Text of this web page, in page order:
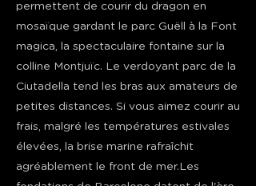
permettent de courir du dragon en
mosaïque gardant le parc Guëll à la Font
magica, la spectaculaire fontaine sur la
colline Montjuïc. Le verdoyant parc de la
Ciutadella tend les bras aux amateurs de
petites distances. Si vous aimez courir au
frais, malgré les températures estivales
élevées, la brise marine rafraîchit
agréablement le front de mer.Les